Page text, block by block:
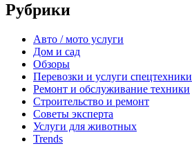
Рубрики
Авто / мото услуги
Дом и сад
Обзоры
Перевозки и услуги спецтехники
Ремонт и обслуживание техники
Строительство и ремонт
Советы эксперта
Услуги для животных
Trends